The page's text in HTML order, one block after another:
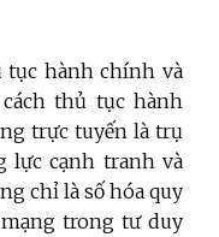
tục hành chính và
thủ tục hành
trực tuyến là trụ
lực cạnh tranh và
chỉ là số hóa quy
trong tư duy